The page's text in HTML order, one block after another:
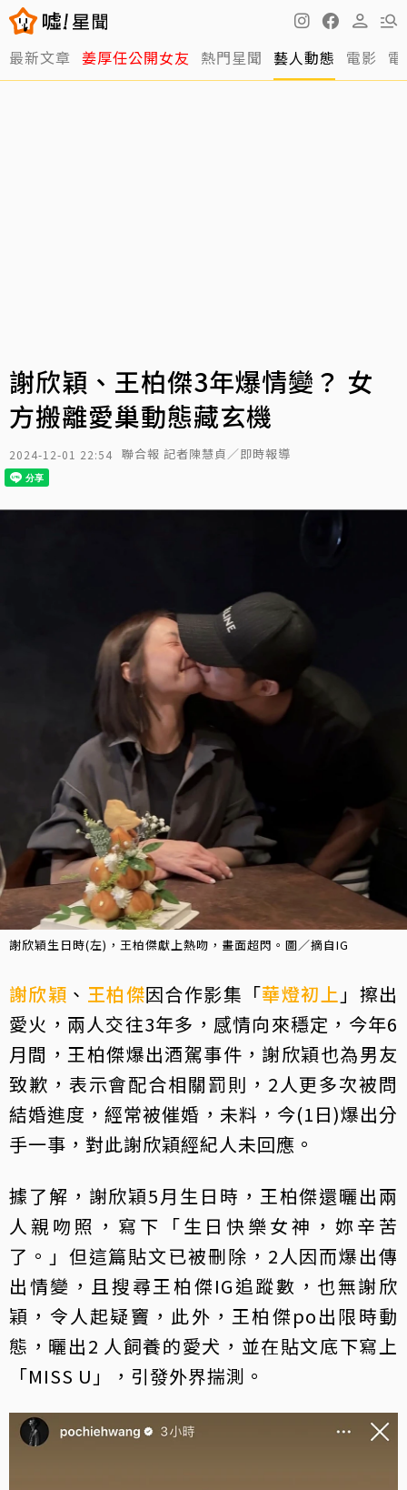
最新文章 姜厚任公開女友 熱門星聞 藝人動態 電影
謝欣穎、王柏傑3年爆情變？ 女
方搬離愛巢動態藏玄機
2024-12-01 22:54 聯合報 記者陳慧貞／即時報導
謝欣穎生日時(左)，王柏傑獻上熱吻，畫面超閃。圖／摘自IG
謝欣穎 、 王柏傑因合作影集「華燈初上 」擦出
愛火，兩人交往3年多，感情向來穩定，今年6
月間，王柏傑爆出酒駕事件，謝欣穎也為男友
致歉，表示會配合相關罰則，2人更多次被問
結婚進度，經常被催婚，未料，今(1日)爆出分
手一事，對此謝欣穎經紀人未回應。
據了解，謝欣穎5月生日時，王柏傑還曬出兩
人親吻照，寫下「生日快樂女神，妳辛苦
了。」但這篇貼文已被刪除，2人因而爆出傳
出情變，且搜尋王柏傑IG追蹤數，也無謝欣
穎，令人起疑竇，此外，王柏傑po出限時動
態，曬出2 人飼養的愛犬，並在貼文底下寫上
「MISS U」，引發外界揣測。